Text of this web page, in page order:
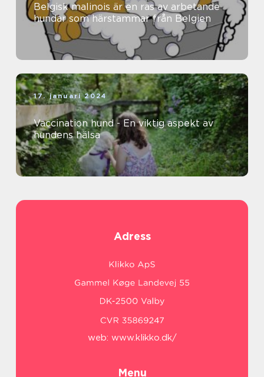
Belgisk malinois är en ras av arbetande
hundar som härstammar från Belgien
17. januari 2024
Vaccination hund - En viktig aspekt av
hundens hälsa
Adress
web: www.klikko.dk/
Menu